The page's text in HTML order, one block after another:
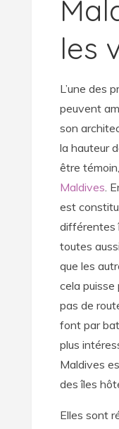
les
L’une des
peuvent
son
la hauteur
être témoin,
Maldives .
est
différentes
toutes
que les
cela puisse
pas de
font par
plus
Maldives
des îles
Elles sont